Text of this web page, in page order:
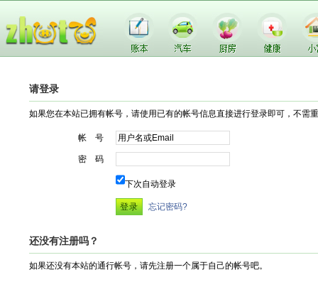
请登录
如果您在本站已拥有帐号，请使用已有的帐号信息直接进行登录即可，不需
帐 号
密 码
下次自动登录
忘记密码?
还没有注册吗？
如果还没有本站的通行帐号，请先注册一个属于自己的帐号吧。